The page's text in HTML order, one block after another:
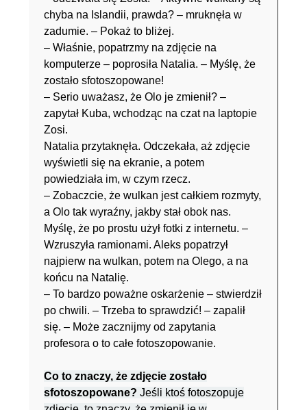
chyba na Islandii, prawda? – mruknęła w
zadumie. – Pokaż to bliżej.
– Właśnie, popatrzmy na zdjęcie na
komputerze – poprosiła Natalia. – Myślę, że
zostało sfotoszopowane!
– Serio uważasz, że Olo je zmienił? –
zapytał Kuba, wchodząc na czat na laptopie
Zosi.
Natalia przytaknęła. Odczekała, aż zdjęcie
wyświetli się na ekranie, a potem
powiedziała im, w czym rzecz.
– Zobaczcie, że wulkan jest całkiem rozmyty,
a Olo tak wyraźny, jakby stał obok nas.
Myślę, że po prostu użył fotki z internetu. –
Wzruszyła ramionami. Aleks popatrzył
najpierw na wulkan, potem na Olego, a na
końcu na Natalię.
– To bardzo poważne oskarżenie – stwierdził
po chwili. – Trzeba to sprawdzić! – zapalił
się. – Może zacznijmy od zapytania
profesora o to całe fotoszopowanie.
Co to znaczy, że zdjęcie zostało
sfotoszopowane? Jeśli ktoś fotoszopuje